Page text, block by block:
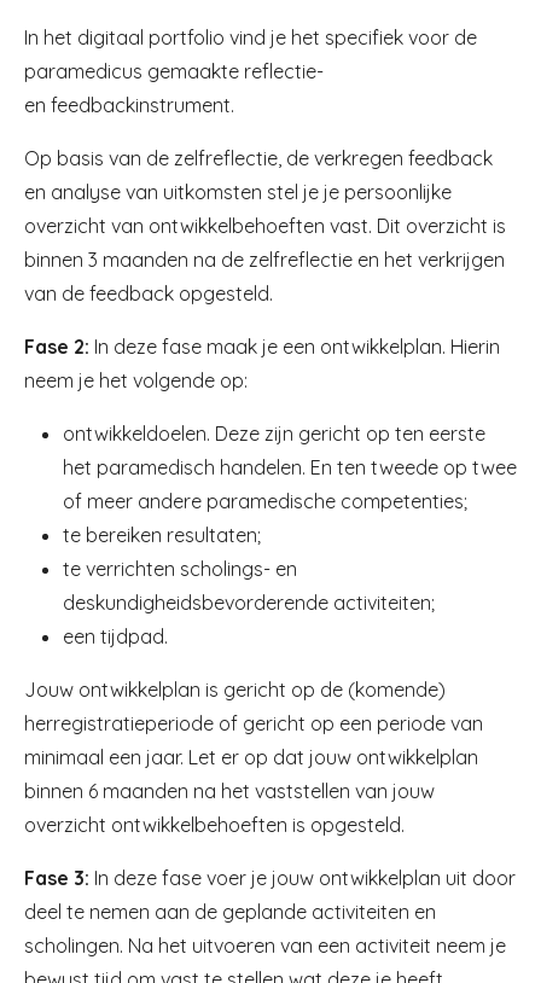
In het digitaal portfolio vind je het specifiek voor de
paramedicus gemaakte reflectie-
en feedbackinstrument.
Op basis van de zelfreflectie, de verkregen feedback
en analyse van uitkomsten stel je je persoonlijke
overzicht van ontwikkelbehoeften vast. Dit overzicht is
binnen 3 maanden na de zelfreflectie en het verkrijgen
van de feedback opgesteld.
Fase 2: In deze fase maak je een ontwikkelplan. Hierin
neem je het volgende op:
ontwikkeldoelen. Deze zijn gericht op ten eerste
het paramedisch handelen. En ten tweede op twee
of meer andere paramedische competenties;
te bereiken resultaten;
te verrichten scholings- en
deskundigheidsbevorderende activiteiten;
een tijdpad.
Jouw ontwikkelplan is gericht op de (komende)
herregistratieperiode of gericht op een periode van
minimaal een jaar. Let er op dat jouw ontwikkelplan
binnen 6 maanden na het vaststellen van jouw
overzicht ontwikkelbehoeften is opgesteld.
Fase 3: In deze fase voer je jouw ontwikkelplan uit door
deel te nemen aan de geplande activiteiten en
scholingen. Na het uitvoeren van een activiteit neem je